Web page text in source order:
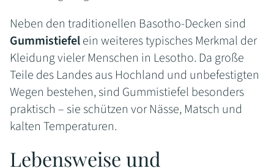
Neben den traditionellen Basotho-Decken sind
Gummistiefelein weiteres typisches Merkmal der
Kleidung vieler Menschen in Lesotho. Da große
Teile des Landes aus Hochland und unbefestigten
Wegen bestehen, sind Gummistiefel besonders
praktisch – sie schützen vor Nässe, Matsch und
kalten Temperaturen.
Lebensweise und